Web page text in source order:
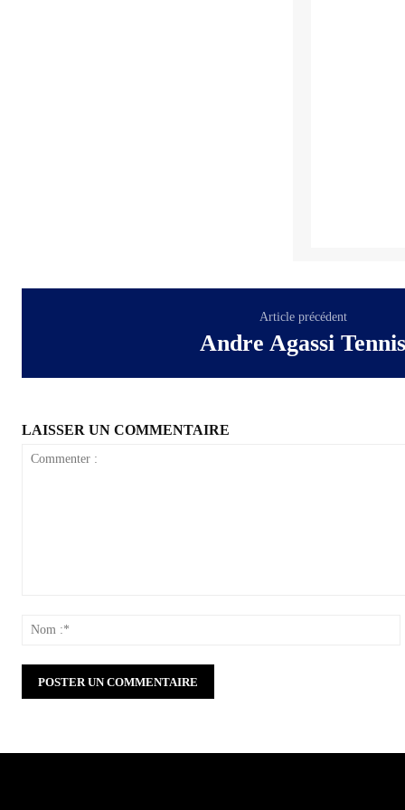
Article précédent
Andre Agassi Tennis
LAISSER UN COMMENTAIRE